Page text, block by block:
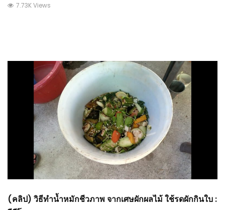
7.73K Views
(คลิป) วิธีทำน้ำหมักชีวภาพ จากเศษผักผลไม้ ใช้รดผักกินใบ :